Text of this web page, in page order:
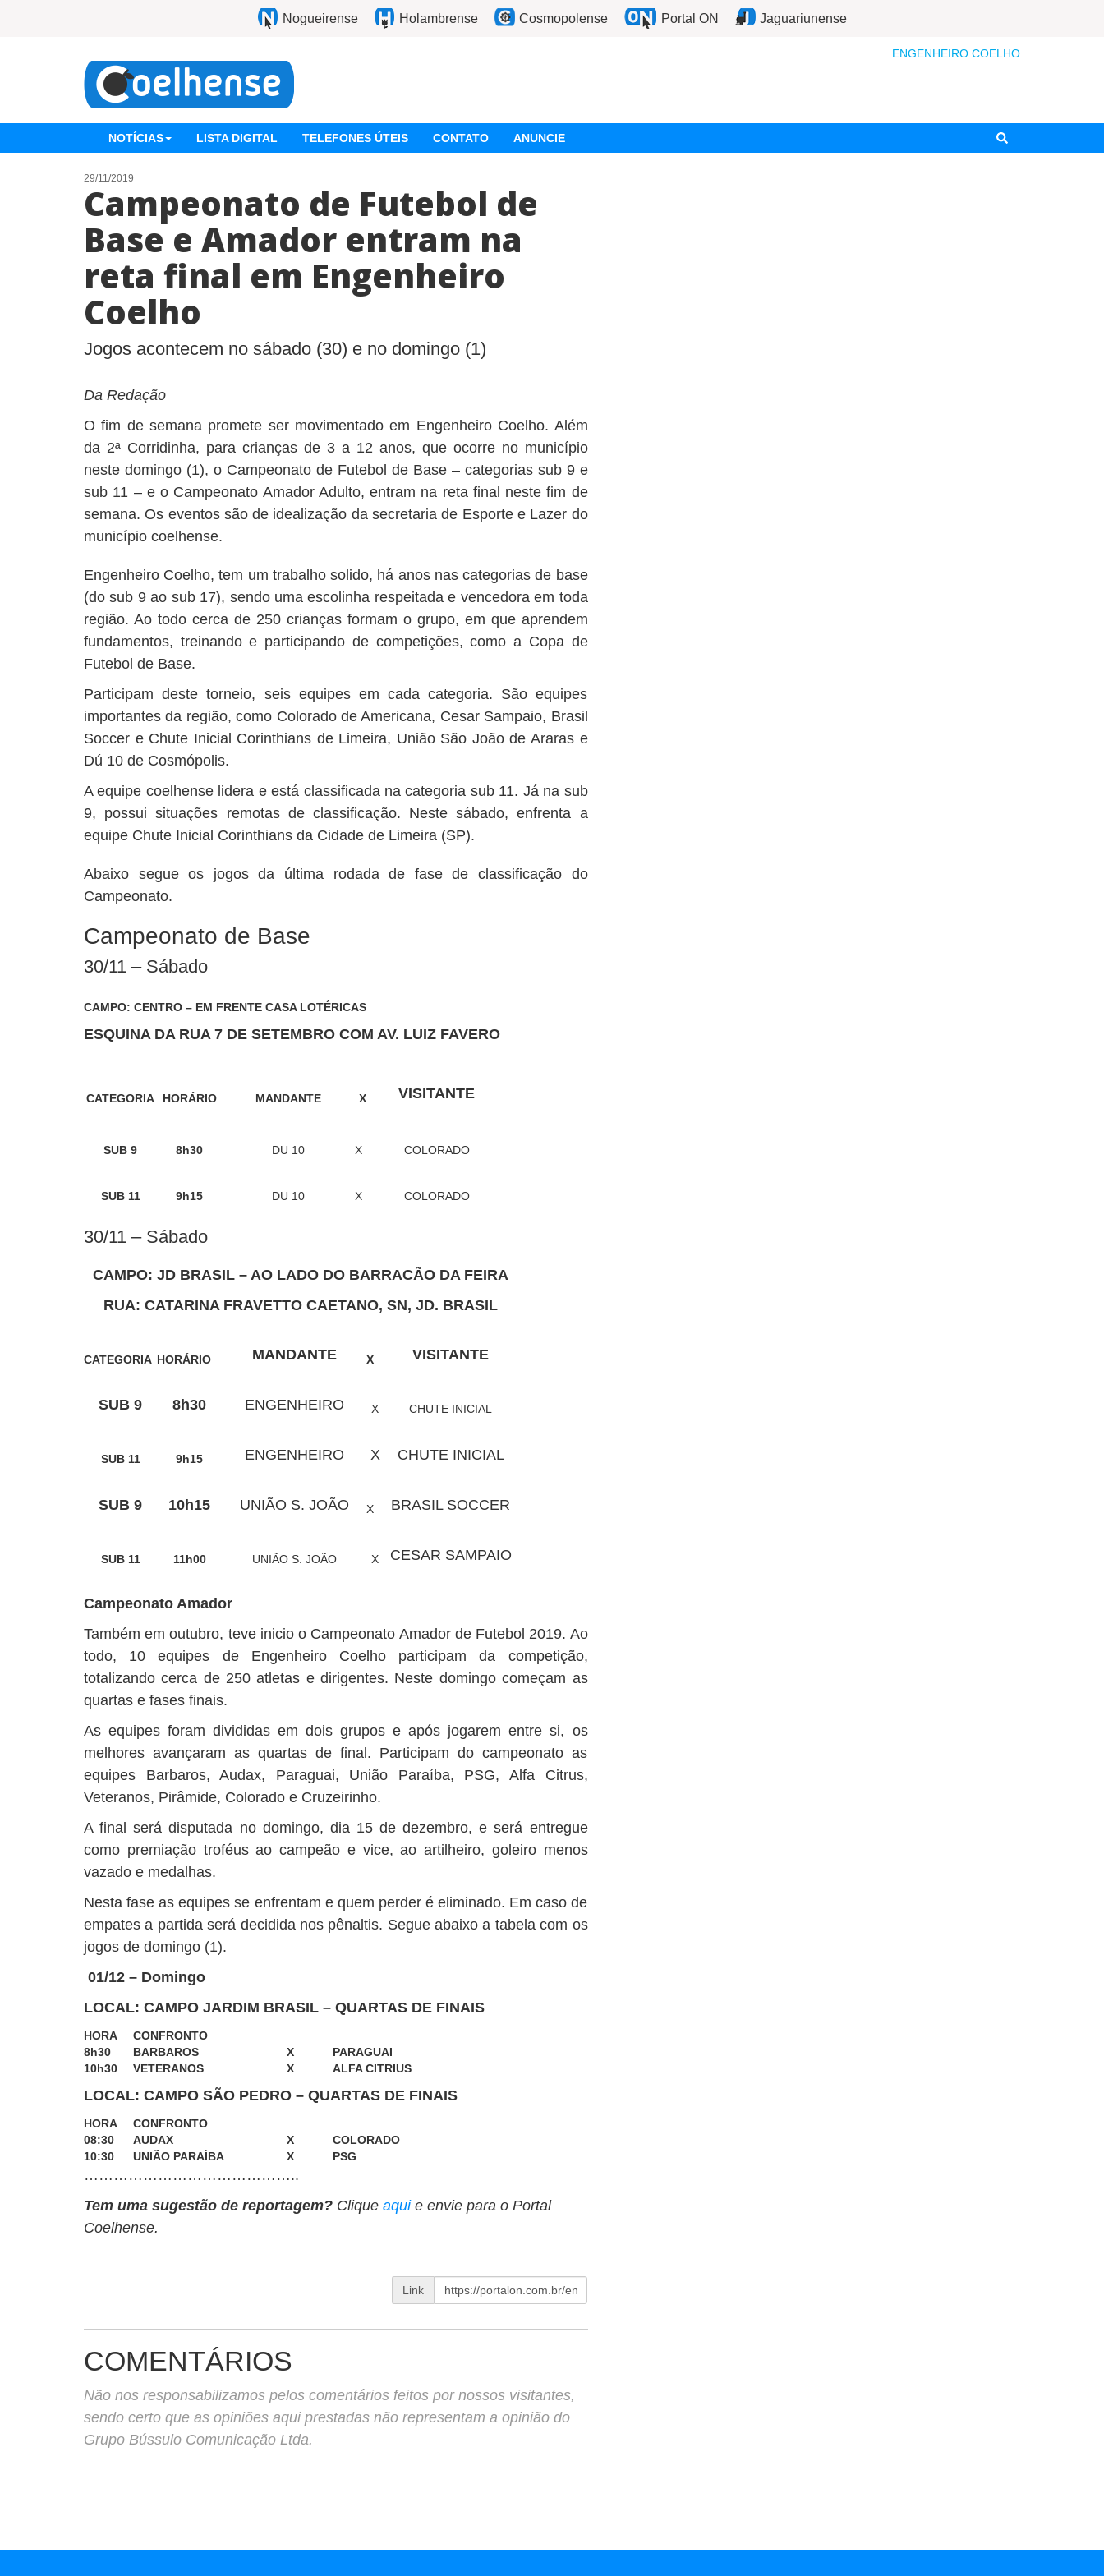
Nogueirense Holambrense Cosmopolense Portal ON Jaguariunense
ENGENHEIRO COELHO
NOTÍCIAS LISTA DIGITAL TELEFONES ÚTEIS CONTATO ANUNCIE
29/11/2019
Campeonato de Futebol de
Base e Amador entram na
reta final em Engenheiro
Coelho
Jogos acontecem no sábado (30) e no domingo (1)
Da Redação
O fim de semana promete ser movimentado em Engenheiro Coelho. Além
da 2ª Corridinha, para crianças de 3 a 12 anos, que ocorre no município
neste domingo (1), o Campeonato de Futebol de Base – categorias sub 9 e
sub 11 – e o Campeonato Amador Adulto, entram na reta final neste fim de
semana. Os eventos são de idealização da secretaria de Esporte e Lazer do
município coelhense.
Engenheiro Coelho, tem um trabalho solido, há anos nas categorias de base
(do sub 9 ao sub 17), sendo uma escolinha respeitada e vencedora em toda
região. Ao todo cerca de 250 crianças formam o grupo, em que aprendem
fundamentos, treinando e participando de competições, como a Copa de
Futebol de Base.
Participam deste torneio, seis equipes em cada categoria. São equipes
importantes da região, como Colorado de Americana, Cesar Sampaio, Brasil
Soccer e Chute Inicial Corinthians de Limeira, União São João de Araras e
Dú 10 de Cosmópolis.
A equipe coelhense lidera e está classificada na categoria sub 11. Já na sub
9, possui situações remotas de classificação. Neste sábado, enfrenta a
equipe Chute Inicial Corinthians da Cidade de Limeira (SP).
Abaixo segue os jogos da última rodada de fase de classificação do
Campeonato.
Campeonato de Base
30/11 – Sábado
CAMPO: CENTRO – EM FRENTE CASA LOTÉRICAS
ESQUINA DA RUA 7 DE SETEMBRO COM AV. LUIZ FAVERO
CATEGORIA HORÁRIO MANDANTE X VISITANTE
SUB 9 8h30 DU 10 X COLORADO
SUB 11 9h15 DU 10 X COLORADO
30/11 – Sábado
CAMPO: JD BRASIL – AO LADO DO BARRACÃO DA FEIRA
RUA: CATARINA FRAVETTO CAETANO, SN, JD. BRASIL
CATEGORIA HORÁRIO MANDANTE X VISITANTE
SUB 9 8h30 ENGENHEIRO X CHUTE INICIAL
SUB 11 9h15 ENGENHEIRO X CHUTE INICIAL
SUB 9 10h15 UNIÃO S. JOÃO X BRASIL SOCCER
SUB 11 11h00 UNIÃO S. JOÃO X CESAR SAMPAIO
Campeonato Amador
Também em outubro, teve inicio o Campeonato Amador de Futebol 2019. Ao
todo, 10 equipes de Engenheiro Coelho participam da competição,
totalizando cerca de 250 atletas e dirigentes. Neste domingo começam as
quartas e fases finais.
As equipes foram divididas em dois grupos e após jogarem entre si, os
melhores avançaram as quartas de final. Participam do campeonato as
equipes Barbaros, Audax, Paraguai, União Paraíba, PSG, Alfa Citrus,
Veteranos, Pirâmide, Colorado e Cruzeirinho.
A final será disputada no domingo, dia 15 de dezembro, e será entregue
como premiação troféus ao campeão e vice, ao artilheiro, goleiro menos
vazado e medalhas.
Nesta fase as equipes se enfrentam e quem perder é eliminado. Em caso de
empates a partida será decidida nos pênaltis. Segue abaixo a tabela com os
jogos de domingo (1).
01/12 – Domingo
LOCAL: CAMPO JARDIM BRASIL – QUARTAS DE FINAIS
HORA
CONFRONTO
8h30
BARBAROS X
PARAGUAI
10h30
VETERANOS X ALFA CITRIUS
LOCAL: CAMPO SÃO PEDRO – QUARTAS DE FINAIS
HORA
CONFRONTO
08:30
AUDAX X
COLORADO
10:30
UNIÃO PARAÍBA X PSG
……………………………………..
Tem uma sugestão de reportagem? Clique aqui e envie para o Portal
Coelhense.
Link
COMENTÁRIOS
Não nos responsabilizamos pelos comentários feitos por nossos visitantes,
sendo certo que as opiniões aqui prestadas não representam a opinião do
Grupo Bússulo Comunicação Ltda.